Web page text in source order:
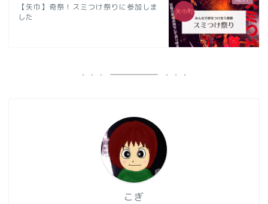
【矢巾】奇祭！スミつけ祭りに参加しま
した
こぎ